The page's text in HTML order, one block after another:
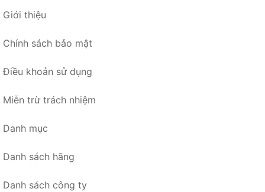
Giới thiệu
Chính sách bảo mật
Điều khoản sử dụng
Miễn trừ trách nhiệm
Danh mục
Danh sách hãng
Danh sách công ty